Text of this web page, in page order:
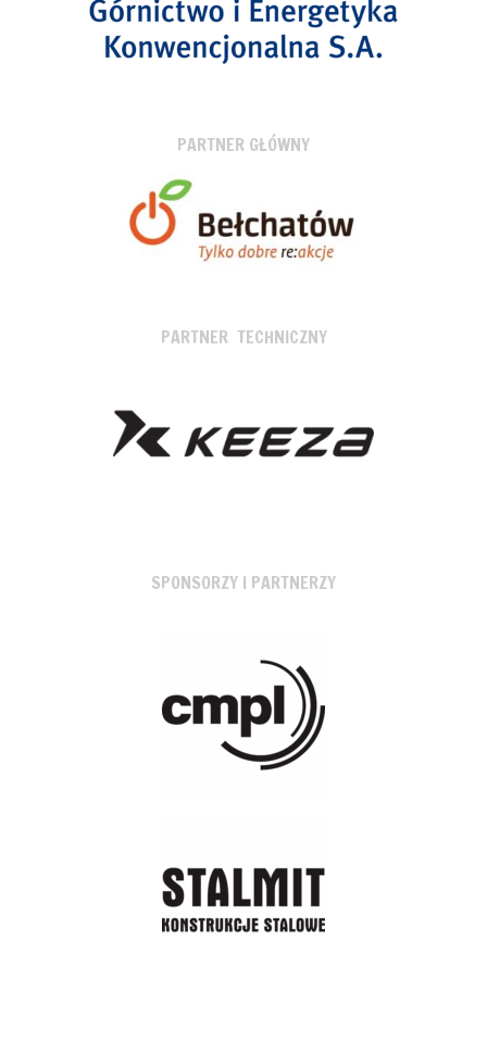
PARTNER GŁÓWNY
PARTNER TECHNICZNY
SPONSORZY I PARTNERZY